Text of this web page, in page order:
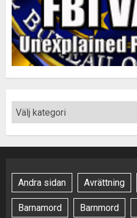
Andra sidan Avrättning
Barnamord Barnmord